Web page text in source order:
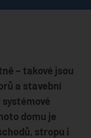
– takové jsou
a stavební
domu je
stropu i